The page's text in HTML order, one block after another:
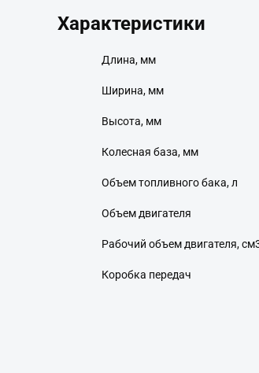
Характеристики
Длина, мм
Ширина, мм
Высота, мм
Колесная база, мм
Объем топливного бака, л
Объем двигателя
Рабочий объем двигателя,
Коробка передач